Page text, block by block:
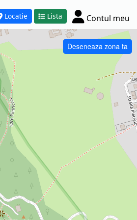
Locatie Lista Contul meu
Deseneaza zona ta